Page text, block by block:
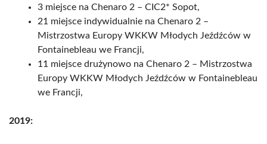
3 miejsce na Chenaro 2 – CIC2* Sopot,
21 miejsce indywidualnie na Chenaro 2 –
Mistrzostwa Europy WKKW Młodych Jeźdźców w
Fontainebleau we Francji,
11 miejsce drużynowo na Chenaro 2 – Mistrzostwa
Europy WKKW Młodych Jeźdźców w Fontainebleau
we Francji,
2019: